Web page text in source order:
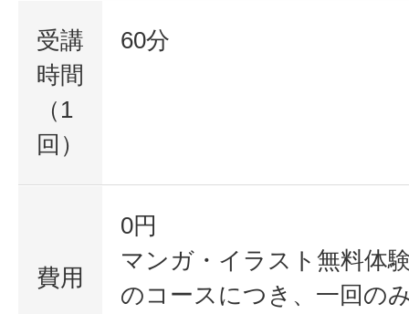
受講
時間
（1
回）
60分
費用
0円
マンガ・イラスト無料体
のコースにつき、一回の